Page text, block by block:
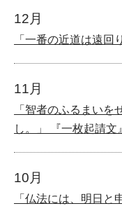
12月
「一番の近道は遠回
11月
「智者のふるまいを
し。」 『一枚起請文
10月
「仏法には、明日と